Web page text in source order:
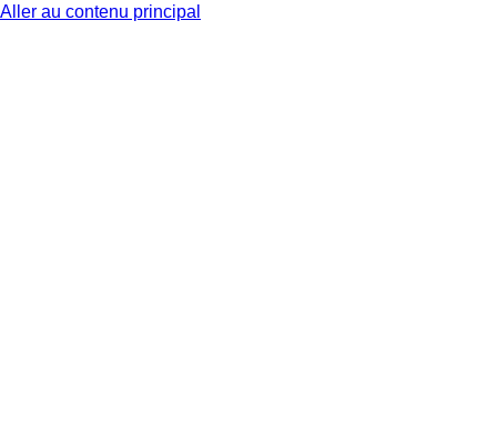
Aller au contenu principal